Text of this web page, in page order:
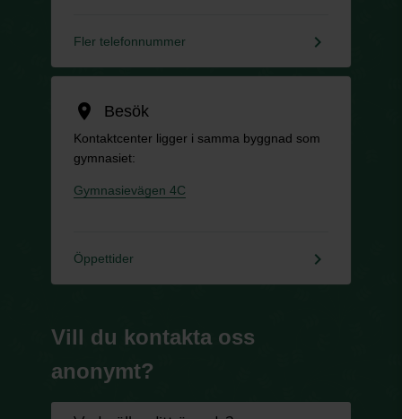
Fler telefonnummer keyboard_arrow_right
location_on Besök
Kontaktcenter ligger i samma byggnad som
gymnasiet:
Gymnasievägen 4C
Öppettider keyboard_arrow_right
Vill du kontakta oss
anonymt?